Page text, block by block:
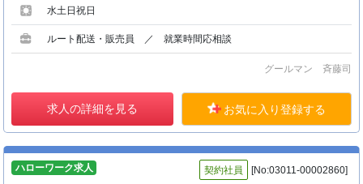
水土日祝日
ルート配送・販売員 ／ 就業時間応相談
グールマン 斉藤司
求人の詳細を見る お気に入り登録する
ハローワーク求人 契約社員 [No:03011-00002860]